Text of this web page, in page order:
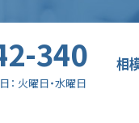
340
火曜日・水曜日
相